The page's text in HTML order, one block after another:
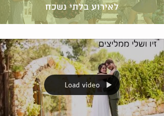
לאירוע בלתי נשכח
Load video